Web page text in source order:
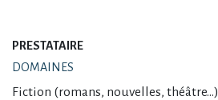
PRESTATAIRE
DOMAINES
Fiction (romans, nouvelles, théâtre…)